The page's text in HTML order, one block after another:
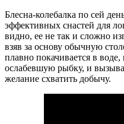
Блесна-колебалка по сей
эффективных снастей для
видно, ее не так и сложно
взяв за основу обычную
плавно покачивается в
ослабевшую рыбку, и
желание схватить добычу.